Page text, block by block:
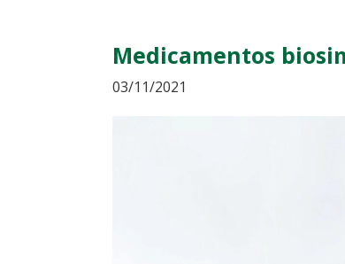
Medicamentos
03/11/2021